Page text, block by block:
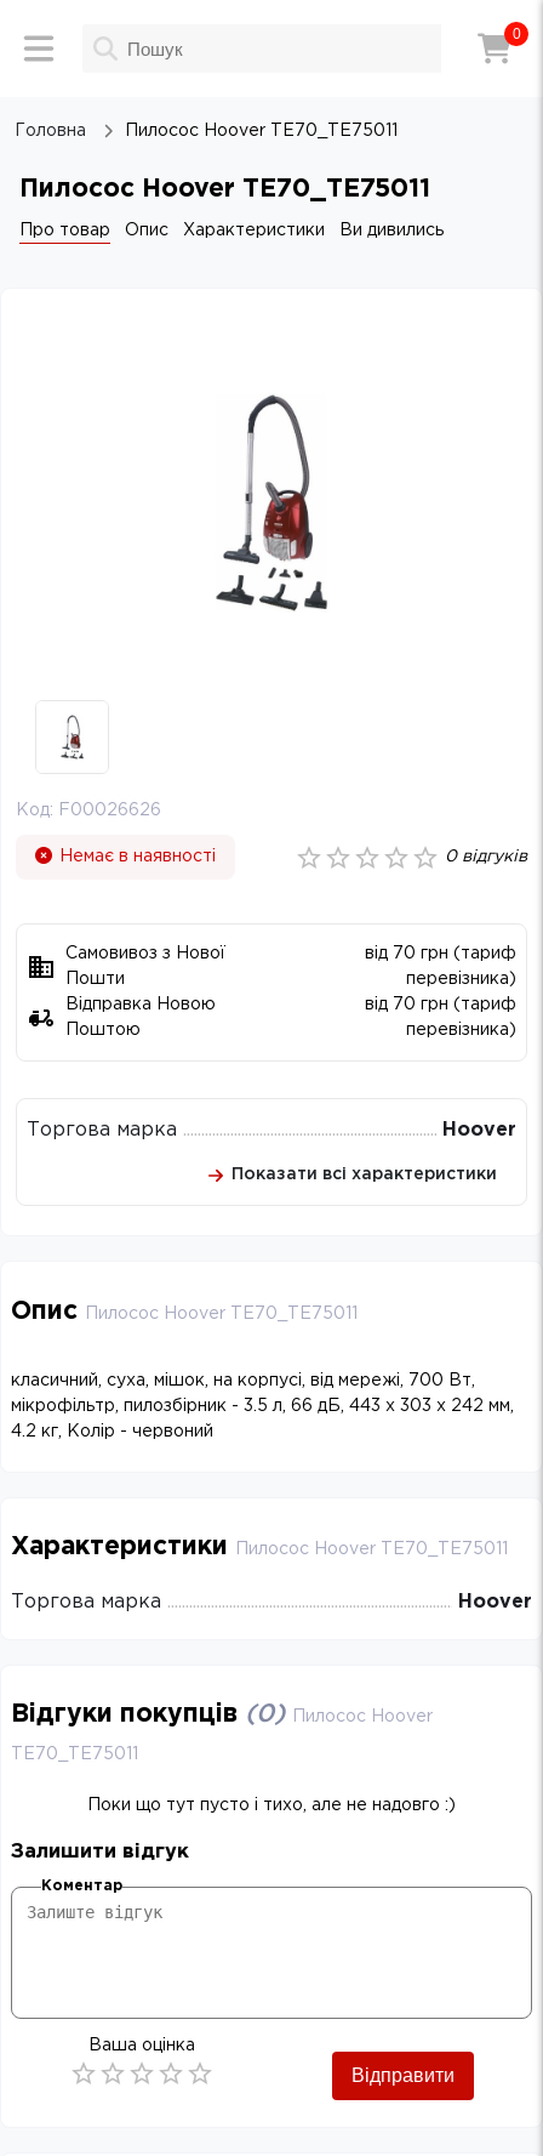
0
Головна Пилосос Hoover TE70_TE75011
Пилосос Hoover TE70_TE75011
Про товар Опис Характеристики Ви дивились
Код: F00026626
Немає в наявності 0відгуків
Самовивоз з Нової
Пошти
від 70 грн (тариф
перевізника)
Відправка Новою
Поштою
від 70 грн (тариф
перевізника)
Торгова марка Hoover
Показати всі характеристики
Опис Пилосос Hoover TE70_TE75011
класичний, суха, мішок, на корпусі, від мережі, 700 Вт,
мікрофільтр, пилозбірник - 3.5 л, 66 дБ, 443 х 303 х 242 мм,
4.2 кг, Колір - червоний
Характеристики Пилосос Hoover TE70_TE75011
Торгова марка Hoover
Відгуки покупців (0) Пилосос Hoover
TE70_TE75011
Поки що тут пусто і тихо, але не надовго :)
Залишити відгук
Коментар
Ваша оцінка
Відправити